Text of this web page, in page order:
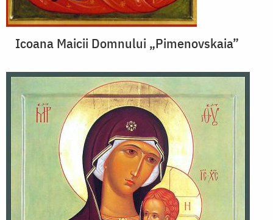
Icoana Maicii Domnului „Pimenovskaia”